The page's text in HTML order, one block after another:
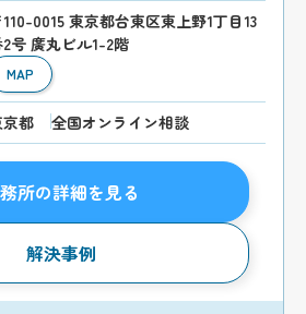
110-0015 東京都台東区東上野1丁目13
号 廣丸ビル1-2階
MAP
都 全国オンライン相談
所の詳細を見る
解決事例